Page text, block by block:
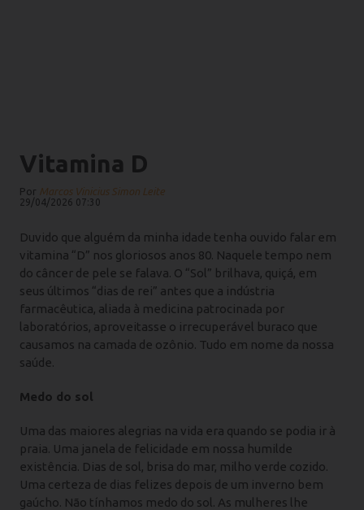
Vitamina D
Por Marcos Vinicius Simon Leite
29/04/2026 07:30
Duvido que alguém da minha idade tenha ouvido falar em
vitamina “D” nos gloriosos anos 80. Naquele tempo nem
do câncer de pele se falava. O “Sol” brilhava, quiçá, em
seus últimos “dias de rei” antes que a indústria
farmacêutica, aliada à medicina patrocinada por
laboratórios, aproveitasse o irrecuperável buraco que
causamos na camada de ozônio. Tudo em nome da nossa
saúde.
Medo do sol
Uma das maiores alegrias na vida era quando se podia ir à
praia. Uma janela de felicidade em nossa humilde
existência. Dias de sol, brisa do mar, milho verde cozido.
Uma certeza de dias felizes depois de um inverno bem
gaúcho. Não tínhamos medo do sol. As mulheres lhe